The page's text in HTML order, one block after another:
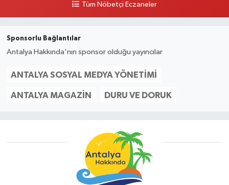
Tüm Nöbetçi Eczaneler
Sponsorlu Bağlantılar
Antalya Hakkında'nın sponsor olduğu yayıncılar
ANTALYA SOSYAL MEDYA YÖNETIMI
ANTALYA MAGAZIN DURU VE DORUK